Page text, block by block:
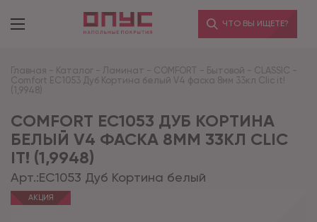
ЧТО ВЫ ИЩЕТЕ?
Главная - Каталог - Ламинат - COMFORT - Бытовой - CLASSIC -
Comfort EC1053 Дуб Кортина белый V4 фаска 8мм 33кл Clic it!
(1,9948)
COMFORT EC1053 ДУБ КОРТИНА
БЕЛЫЙ V4 ФАСКА 8ММ 33КЛ CLIC
IT! (1,9948)
Арт.:EC1053 Дуб Кортина белый
АКЦИЯ